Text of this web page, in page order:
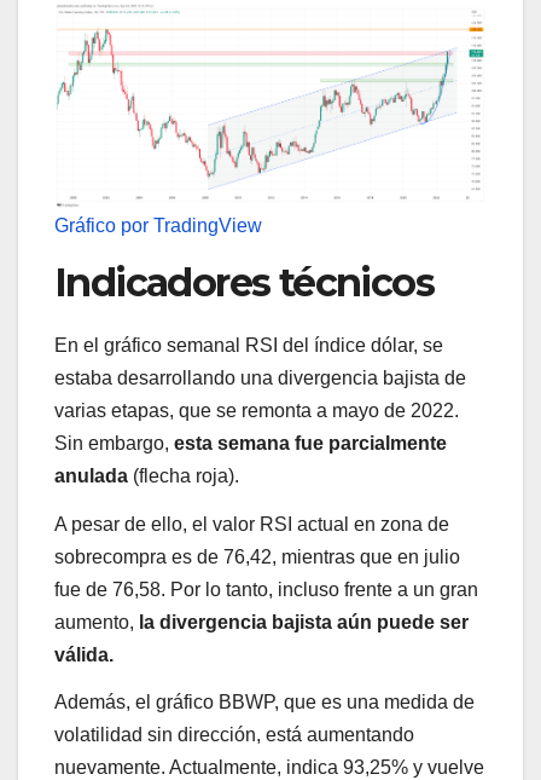
Gráfico por TradingView
Indicadores técnicos
En el gráfico semanal RSI del índice dólar, se
estaba desarrollando una divergencia bajista de
varias etapas, que se remonta a mayo de 2022.
Sin embargo, esta semana fue parcialmente
anulada (flecha roja).
A pesar de ello, el valor RSI actual en zona de
sobrecompra es de 76,42, mientras que en julio
fue de 76,58. Por lo tanto, incluso frente a un gran
aumento, la divergencia bajista aún puede ser
válida.
Además, el gráfico BBWP, que es una medida de
volatilidad sin dirección, está aumentando
nuevamente. Actualmente, indica 93,25% y vuelve